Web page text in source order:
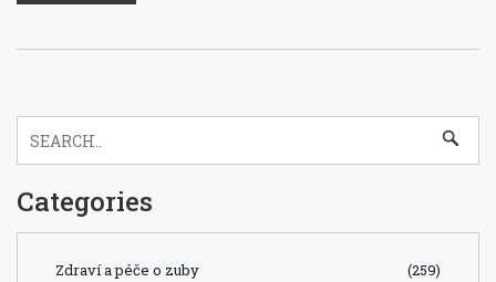
Categories
Zdraví a péče o zuby (259)